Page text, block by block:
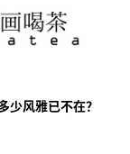
少风雅已不在？